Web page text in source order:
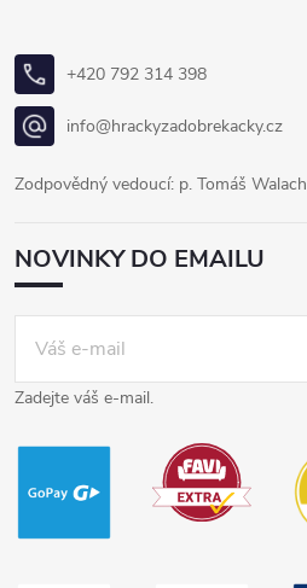
+420 792 314 398
info@hrackyzadobrekacky.cz
Zodpovědný vedoucí: p. Tomáš Walach
NOVINKY DO EMAILU
Zadejte váš e-mail.